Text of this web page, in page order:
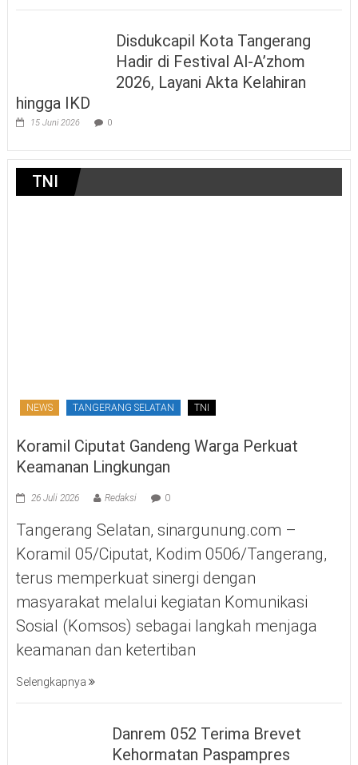
Disdukcapil Kota Tangerang
Hadir di Festival Al-A’zhom
2026, Layani Akta Kelahiran
hingga IKD
15 Juni 2026 0
TNI
NEWS TANGERANG SELATAN TNI
Koramil Ciputat Gandeng Warga Perkuat
Keamanan Lingkungan
26 Juli 2026 Redaksi 0
Tangerang Selatan, sinargunung.com –
Koramil 05/Ciputat, Kodim 0506/Tangerang,
terus memperkuat sinergi dengan
masyarakat melalui kegiatan Komunikasi
Sosial (Komsos) sebagai langkah menjaga
keamanan dan ketertiban
Selengkapnya
Danrem 052 Terima Brevet
Kehormatan Paspampres